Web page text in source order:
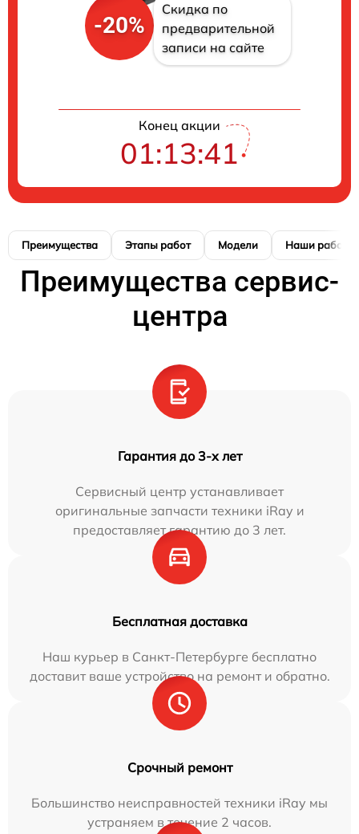
-20%
Скидка по
предварительной
записи на сайте
Конец акции
01:13:40
Преимущества Этапы работ Модели Наши работы
Преимущества сервис-
центра
Гарантия до 3-х лет
Сервисный центр устанавливает
оригинальные запчасти техники iRay и
предоставляет гарантию до 3 лет.
Бесплатная доставка
Наш курьер в Санкт-Петербурге бесплатно
доставит ваше устройство на ремонт и обратно.
Срочный ремонт
Большинство неисправностей техники iRay мы
устраняем в течение 2 часов.